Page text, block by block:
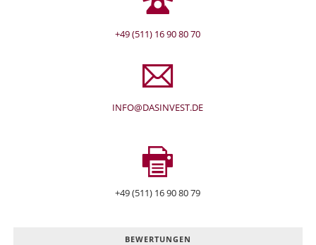
+49 (511) 16 90 80 70
INFO@DASINVEST.DE
+49 (511) 16 90 80 79
BEWERTUNGEN